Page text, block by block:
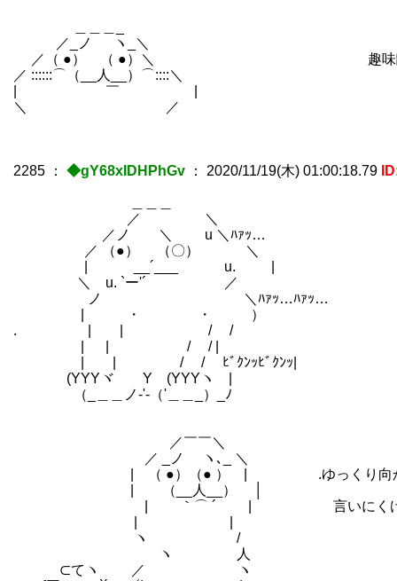
／_ノ ヽ_＼
／（ ●） （ ●）＼ 趣味離してないのに
／ ::::::⌒（__人__）⌒::::＼
| ￣ | やら「想像に
＼ ／
2285 ： ◆gY68xIDHPhGv ： 2020/11/19(木) 01:00:18.79
／ ＼
／ノ ＼ u ＼ﾊｧｯ…
／ （●） （〇） ＼
| __´___ u. | （考えがま
＼ u. `ー'´ ／
ノ ＼ﾊｧｯ…ﾊｧｯ…
| ・ ・ ）
. | | / /
| | / / |
| | / / ﾋﾞｸﾝｯﾋﾞｸﾝｯ|
(YYYヾ Y (YYYヽ |
（_＿＿ノ-'-（'＿＿_）_ﾉ
／￣￣＼
／ _ノ ヽ､_ ＼
| （ ●）（● ） | .ゆっくり向かうから
| （__人__） │
| ｀⌒ ´ | 言いにくければ、追い抜か
ヽ /
ヽ 人
⊂てヽ ／ ヽ